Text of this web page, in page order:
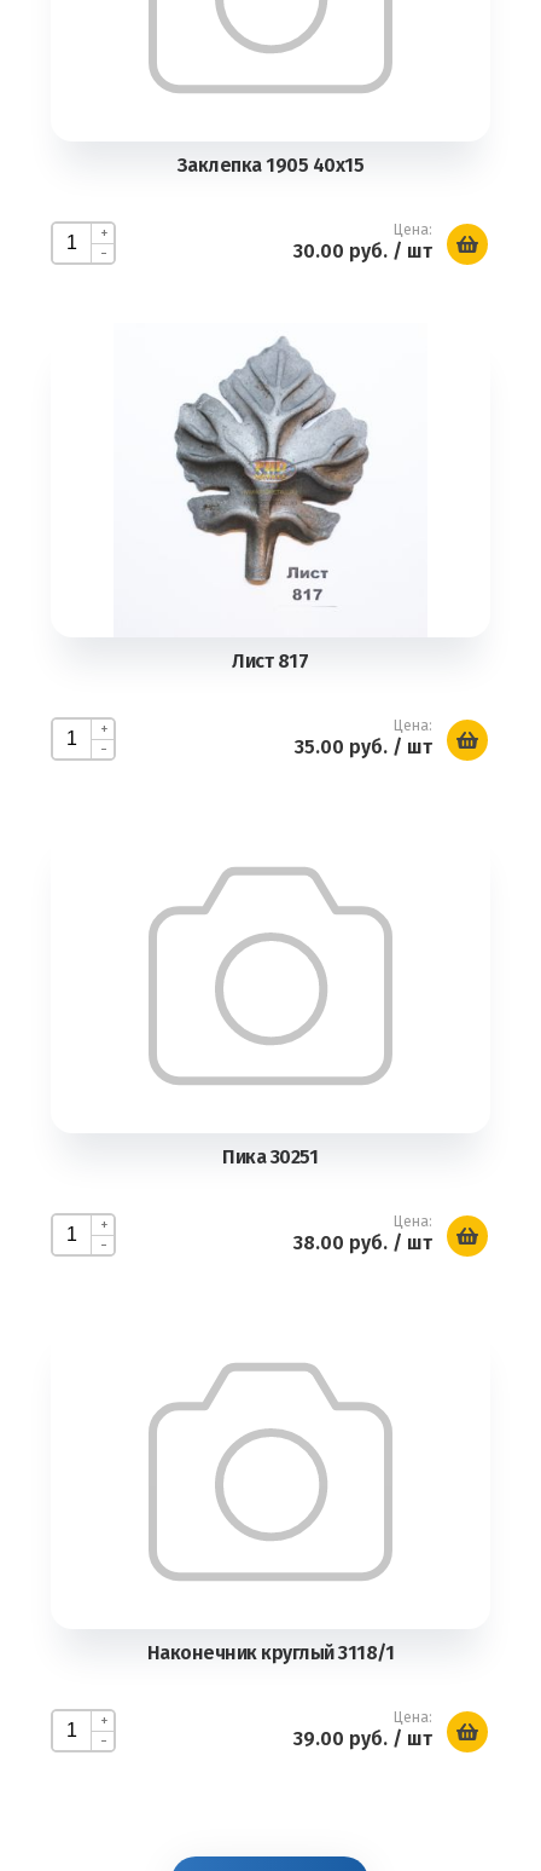
Заклепка 1905 40х15
+
-
Цена:
30.00 руб./ шт
Лист 817
+
-
Цена:
35.00 руб./ шт
Пика 30251
+
-
Цена:
38.00 руб./ шт
Наконечник круглый 3118/1
+
-
Цена:
39.00 руб./ шт